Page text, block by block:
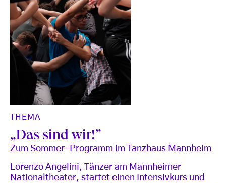
THEMA
„Das sind wir!”
Zum Sommer-Programm im Tanzhaus Mannheim
Lorenzo Angelini, Tänzer am Mannheimer
Nationaltheater, startet einen Intensivkurs und